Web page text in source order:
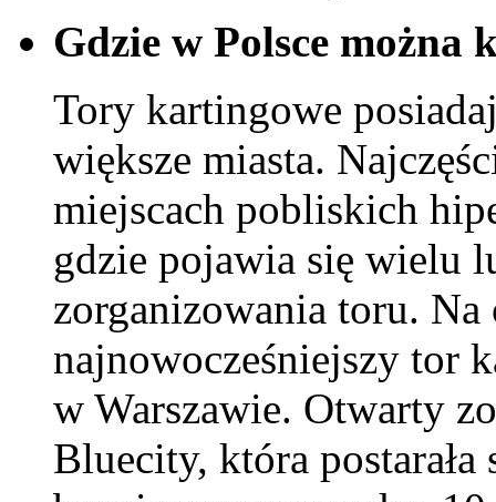
Gdzie w Polsce można
Tory kartingowe
większe miasta.
miejscach pobliskich
gdzie pojawia się wielu
zorganizowania toru. Na
najnowocześniejszy tor
w Warszawie. Otwarty
Bluecity, która